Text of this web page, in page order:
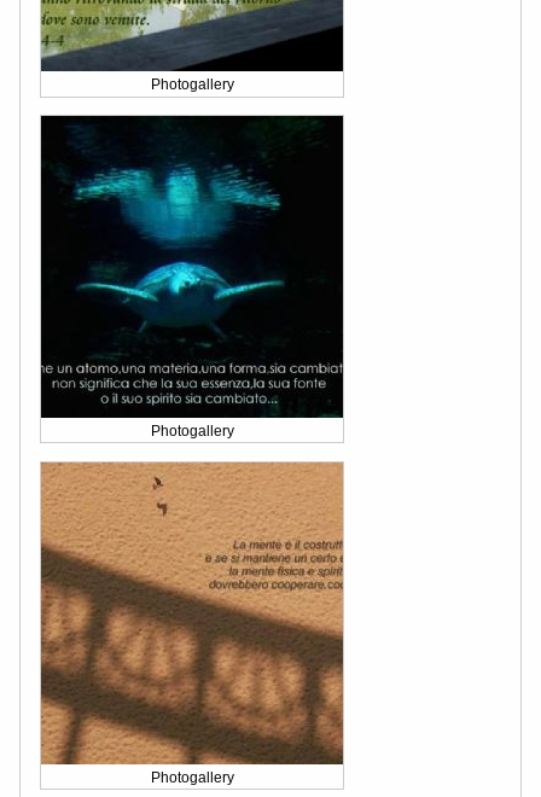
Photogallery
Photogallery
Photogallery